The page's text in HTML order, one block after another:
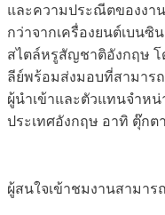
และความประณีตของงา
กว่าจากเครื่องยนต์เบน
สไตล์หรูสัญชาติอังกฤษ โ
ลีย์พร้อมส่งมอบที่สามาร
ผู้นำเข้าและตัวแทนจำห
ประเทศอังกฤษ อาทิ ตุ๊ก
ผู้สนใจเข้าชมงานสามาร